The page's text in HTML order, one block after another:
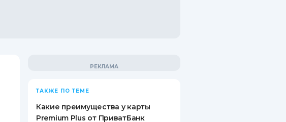
ТАКЖЕ ПО ТЕМЕ
Какие преимущества у карты
Premium Plus от ПриватБанк